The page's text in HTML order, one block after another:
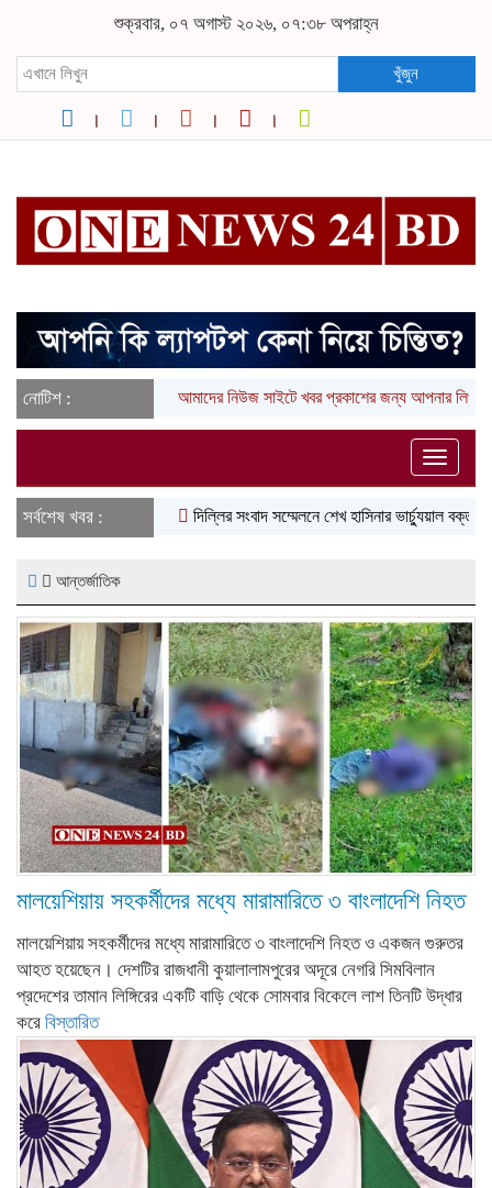
শুক্রবার, ০৭ অগাস্ট ২০২৬, ০৭:৩৮ অপরাহ্ন
খুঁজুন
নোটিশ : আমাদের নিউজ সাইটে খবর প্রকাশের জন্য আপনার লিখা (তথ্য,
Toggle
সর্বশেষ খবর :
দিল্লির সংবাদ সম্মেলনে শেখ হাসিনার ভার্চ্যুয়াল বক্তব্যে
আন্তর্জাতিক
মালয়েশিয়ায় সহকর্মীদের মধ্যে মারামারিতে ৩ বাংলাদেশি নিহত
মালয়েশিয়ায় সহকর্মীদের মধ্যে মারামারিতে ৩ বাংলাদেশি নিহত ও একজন গুরুতর
আহত হয়েছেন। দেশটির রাজধানী কুয়ালালামপুরের অদূরে নেগরি সিমবিলান
প্রদেশের তামান লিঙ্গিরের একটি বাড়ি থেকে সোমবার বিকেলে লাশ তিনটি উদ্ধার
করে বিস্তারিত